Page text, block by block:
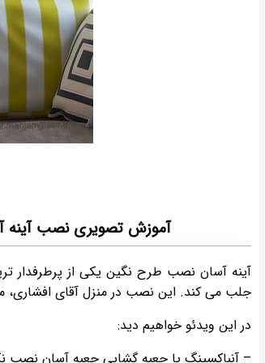
آموزش تصویری نصب
آینه آسان نصب طرح نگین یکی از پرطرفدار
جلب می کند. این نصب در منزل آقای افشاری،
در این ویدئو خواهیم دید:
– آنباکسینگ یا جعبه گشایی جعبه آسان نصب